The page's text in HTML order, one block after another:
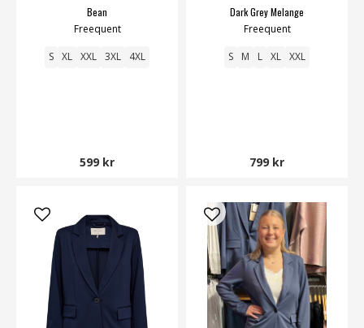
Bean
Freequent
S XL XXL 3XL 4XL
599 kr
Dark Grey Melange
Freequent
S M L XL XXL
799 kr